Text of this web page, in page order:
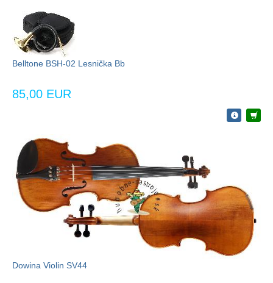
Belltone BSH-02 Lesnička Bb
85,00 EUR
Dowina Violin SV44